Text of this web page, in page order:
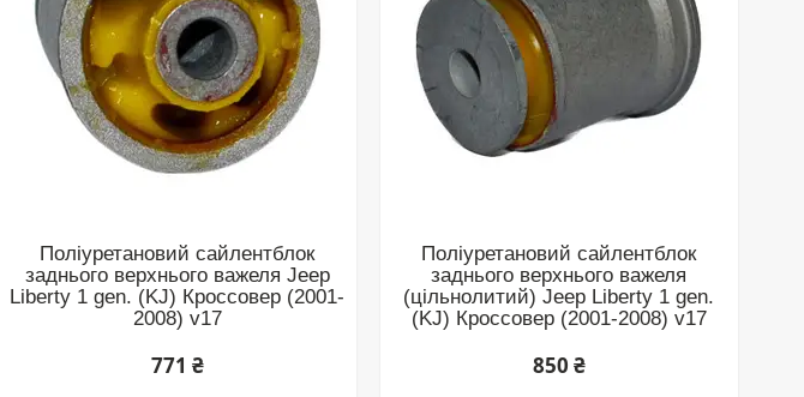
Поліуретановий сайлентблок
заднього верхнього важеля Jeep
Liberty 1 gen. (KJ) Кроссовер (2001-
2008) v17
771 ₴
Поліуретановий сайлентблок
заднього верхнього важеля
(цільнолитий) Jeep Liberty 1 gen.
(KJ) Кроссовер (2001-2008) v17
850 ₴